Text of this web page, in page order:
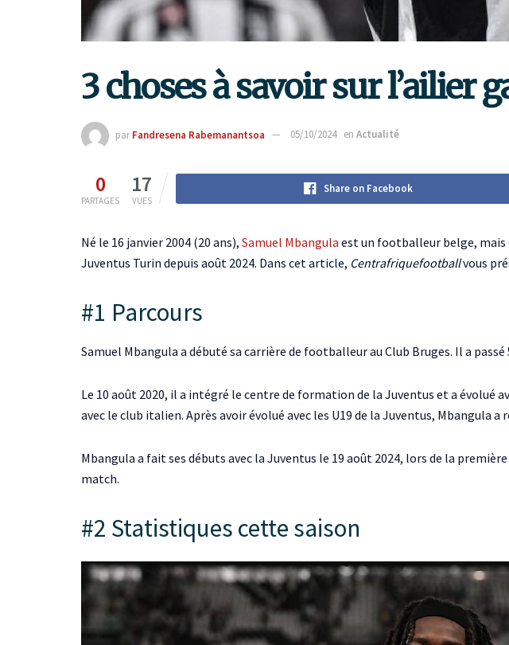
3 choses à savoir sur l’ailier
par Fandresena Rabemanantsoa 05/10/2024 en Actualité
0
PARTAGES
17
VUES
Share on Facebook
Né le 16 janvier 2004 (20 ans), Samuel Mbangula est un footballeur belge, mais
Juventus Turin depuis août 2024. Dans cet article, Centrafriquefootballvous
#1 Parcours
Samuel Mbangula a débuté sa carrière de footballeur au Club Bruges. Il a
Le 10 août 2020, il a intégré le centre de formation de la Juventus et a évolué
avec le club italien. Après avoir évolué avec les U19 de la Juventus, Mbangula
Mbangula a fait ses débuts avec la Juventus le 19 août 2024, lors de la
match.
#2 Statistiques cette saison